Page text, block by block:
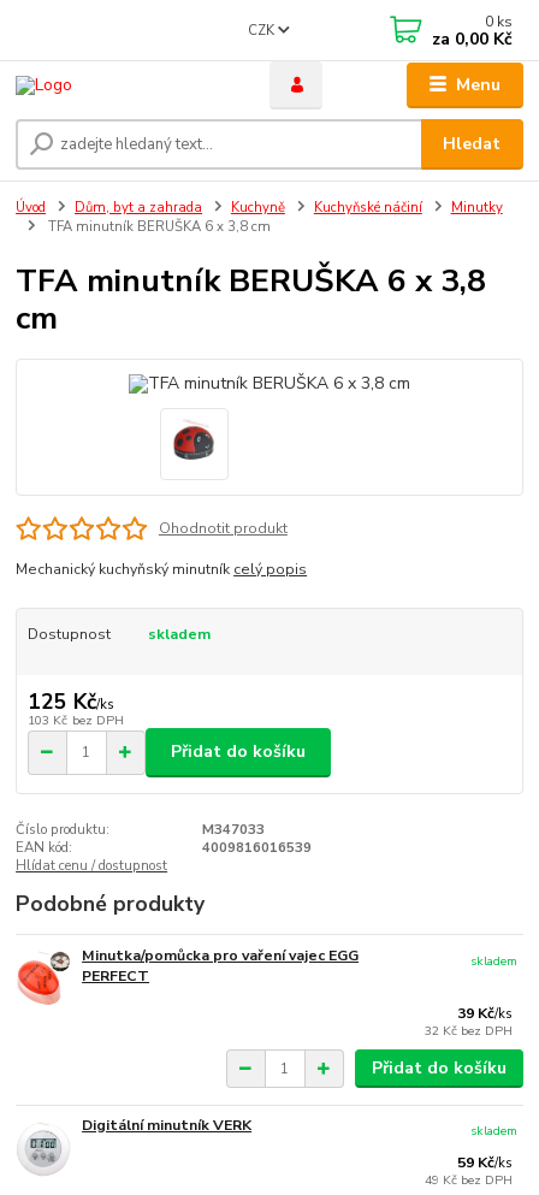
Menu
CZK
Hledat
0 ks
za 0,00 Kč
Úvod Dům, byt a zahrada Kuchyně Kuchyňské náčiní
Minutky
TFA minutník BERUŠKA 6 x 3,8 cm
TFA minutník BERUŠKA 6 x 3,8
cm
Ohodnotit produkt
Mechanický kuchyňský minutník celý popis
Dostupnost skladem
125 Kč/ks
103 Kč bez DPH
Přidat do košíku
Číslo produktu:
M347033
EAN kód:
4009816016539
Hlídat cenu / dostupnost
Podobné produkty
Minutka/pomůcka pro vaření vajec EGG
PERFECT
39 Kč/ks
32 Kč bez DPH
skladem
Přidat do košíku
Digitální minutník VERK
59 Kč/ks
49 Kč bez DPH
skladem